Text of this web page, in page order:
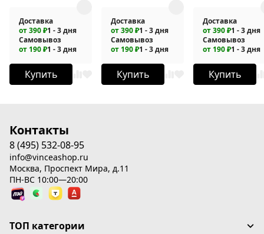
Доставка
от 390 ₽1 - 3 дня
Самовывоз
от 190 ₽1 - 3 дня
Купить
Доставка
от 390 ₽1 - 3 дня
Самовывоз
от 190 ₽1 - 3 дня
Купить
Доставка
от 390 ₽1 - 3 дня
Самовывоз
от 190 ₽1 - 3 дня
Купить
Контакты
8 (495) 532-08-95
info@vinceashop.ru
Москва, Проспект Мира, д.11
ПН-ВС 10:00—20:00
ТОП категории